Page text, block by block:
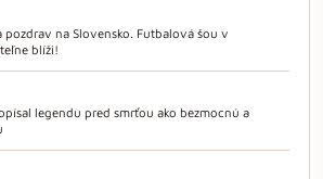
pozdrav na Slovensko. Futbalová šou v
blíži!
legendu pred smrťou ako bezmocnú a